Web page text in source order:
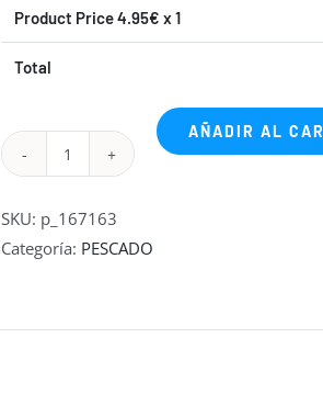
Product Price4.95€ x 1
Total
VEGETAL
ATUN
cantidad
AÑADIR AL
SKU: p_167163
Categoría: PESCADO